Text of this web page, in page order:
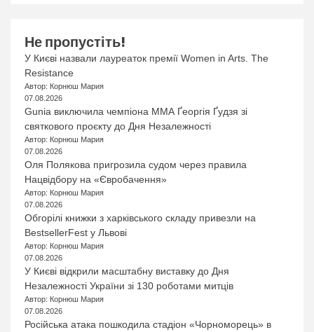
Не пропустіть!
У Києві назвали лауреаток премії Women in Arts. The
Resistance
Автор: Корнюш Мария
07.08.2026
Gunia виключила чемпіона ММА Ґеоргія Ґудзя зі
святкового проєкту до Дня Незалежності
Автор: Корнюш Мария
07.08.2026
Оля Полякова пригрозила судом через правила
Нацвідбору на «Євробачення»
Автор: Корнюш Мария
07.08.2026
Обгорілі книжки з харківського складу привезли на
BestsellerFest у Львові
Автор: Корнюш Мария
07.08.2026
У Києві відкрили масштабну виставку до Дня
Незалежності України зі 130 роботами митців
Автор: Корнюш Мария
07.08.2026
Російська атака пошкодила стадіон «Чорноморець» в